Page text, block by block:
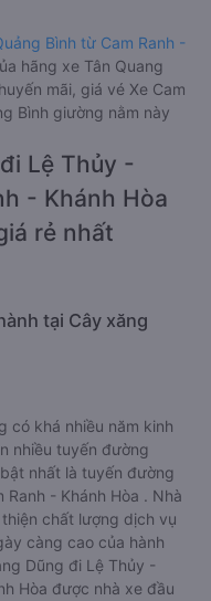
Bình từ Cam Ranh -
hãng xe Tân Quang
mãi, giá vé Xe Cam
Bình giường nằm này
Lệ Thủy -
- Khánh Hòa
rẻ nhất
tại Cây xăng
có khá nhiều năm kinh
nhiều tuyến đường
nhất là tuyến đường
- Khánh Hòa . Nhà
chất lượng dịch vụ
càng cao của hành
Dũng đi Lệ Thủy -
Hòa được nhà xe đầu